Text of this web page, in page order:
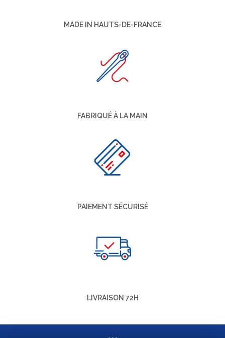
MADE IN HAUTS-DE-FRANCE
FABRIQUÉ À LA MAIN
PAIEMENT SÉCURISÉ
LIVRAISON 72H